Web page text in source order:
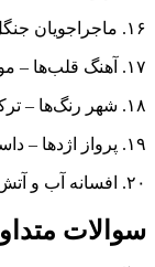
۱۶. ماجراجویان جنگل – کمدی و پرانرژی
۱۷. آهنگ قلب‌ها – موزیکال احساسی
۱۸. شهر رنگ‌ها – ترکیب زیبایی و پیام اجتماعی
۱۹. پرواز اژدها – داستانی حماسی
۲۰. افسانه آب و آتش – فانتزی و پرکشش
سوالات